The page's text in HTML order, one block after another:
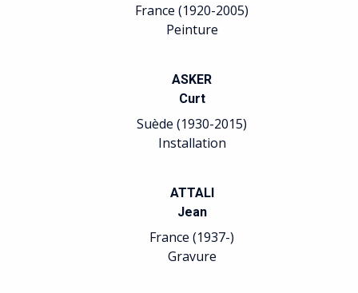
France (1920-2005)
Peinture
ASKER
Curt
Suède (1930-2015)
Installation
ATTALI
Jean
France (1937-)
Gravure